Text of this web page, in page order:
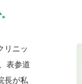
リニッ
表参道
長が私